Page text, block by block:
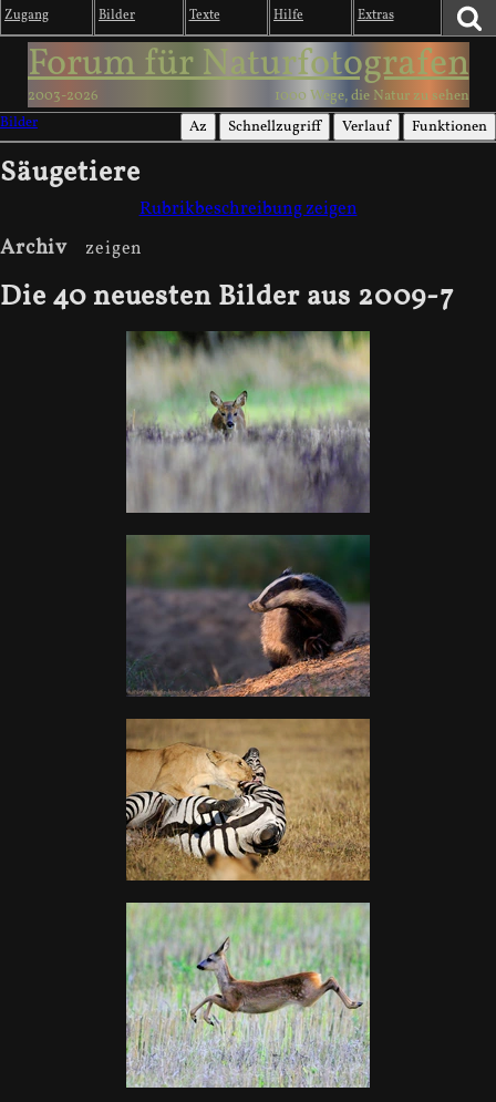
Zugang Bilder Texte Hilfe Extras
Forum für Naturfotografen
2003-2026
1000 Wege, die Natur zu sehen
Bilder
Az Schnellzugriff Verlauf Funktionen
Säugetiere
Rubrikbeschreibung zeigen
Archiv
Die 40 neuesten Bilder aus 2009-7